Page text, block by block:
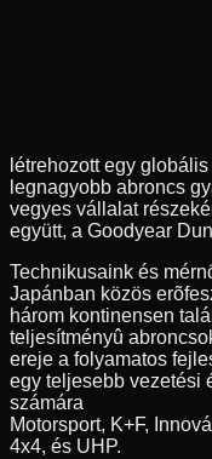
létrehozott egy
legnagyobb abroncs
vegyes vállalat
együtt, a Goodyear
Technikusaink és
Japánban közös
három kontinensen
teljesítményû
ereje a folyamatos
egy teljesebb vezetési
számára
Motorsport, K+F,
4x4, és UHP.